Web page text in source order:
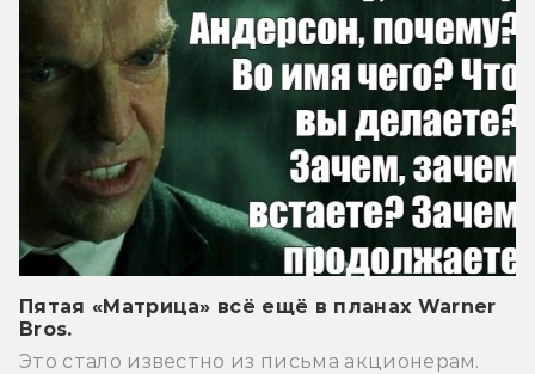
Пятая «Матрица» всё ещё в планах Warner
Bros.
Это стало известно из письма акционерам.